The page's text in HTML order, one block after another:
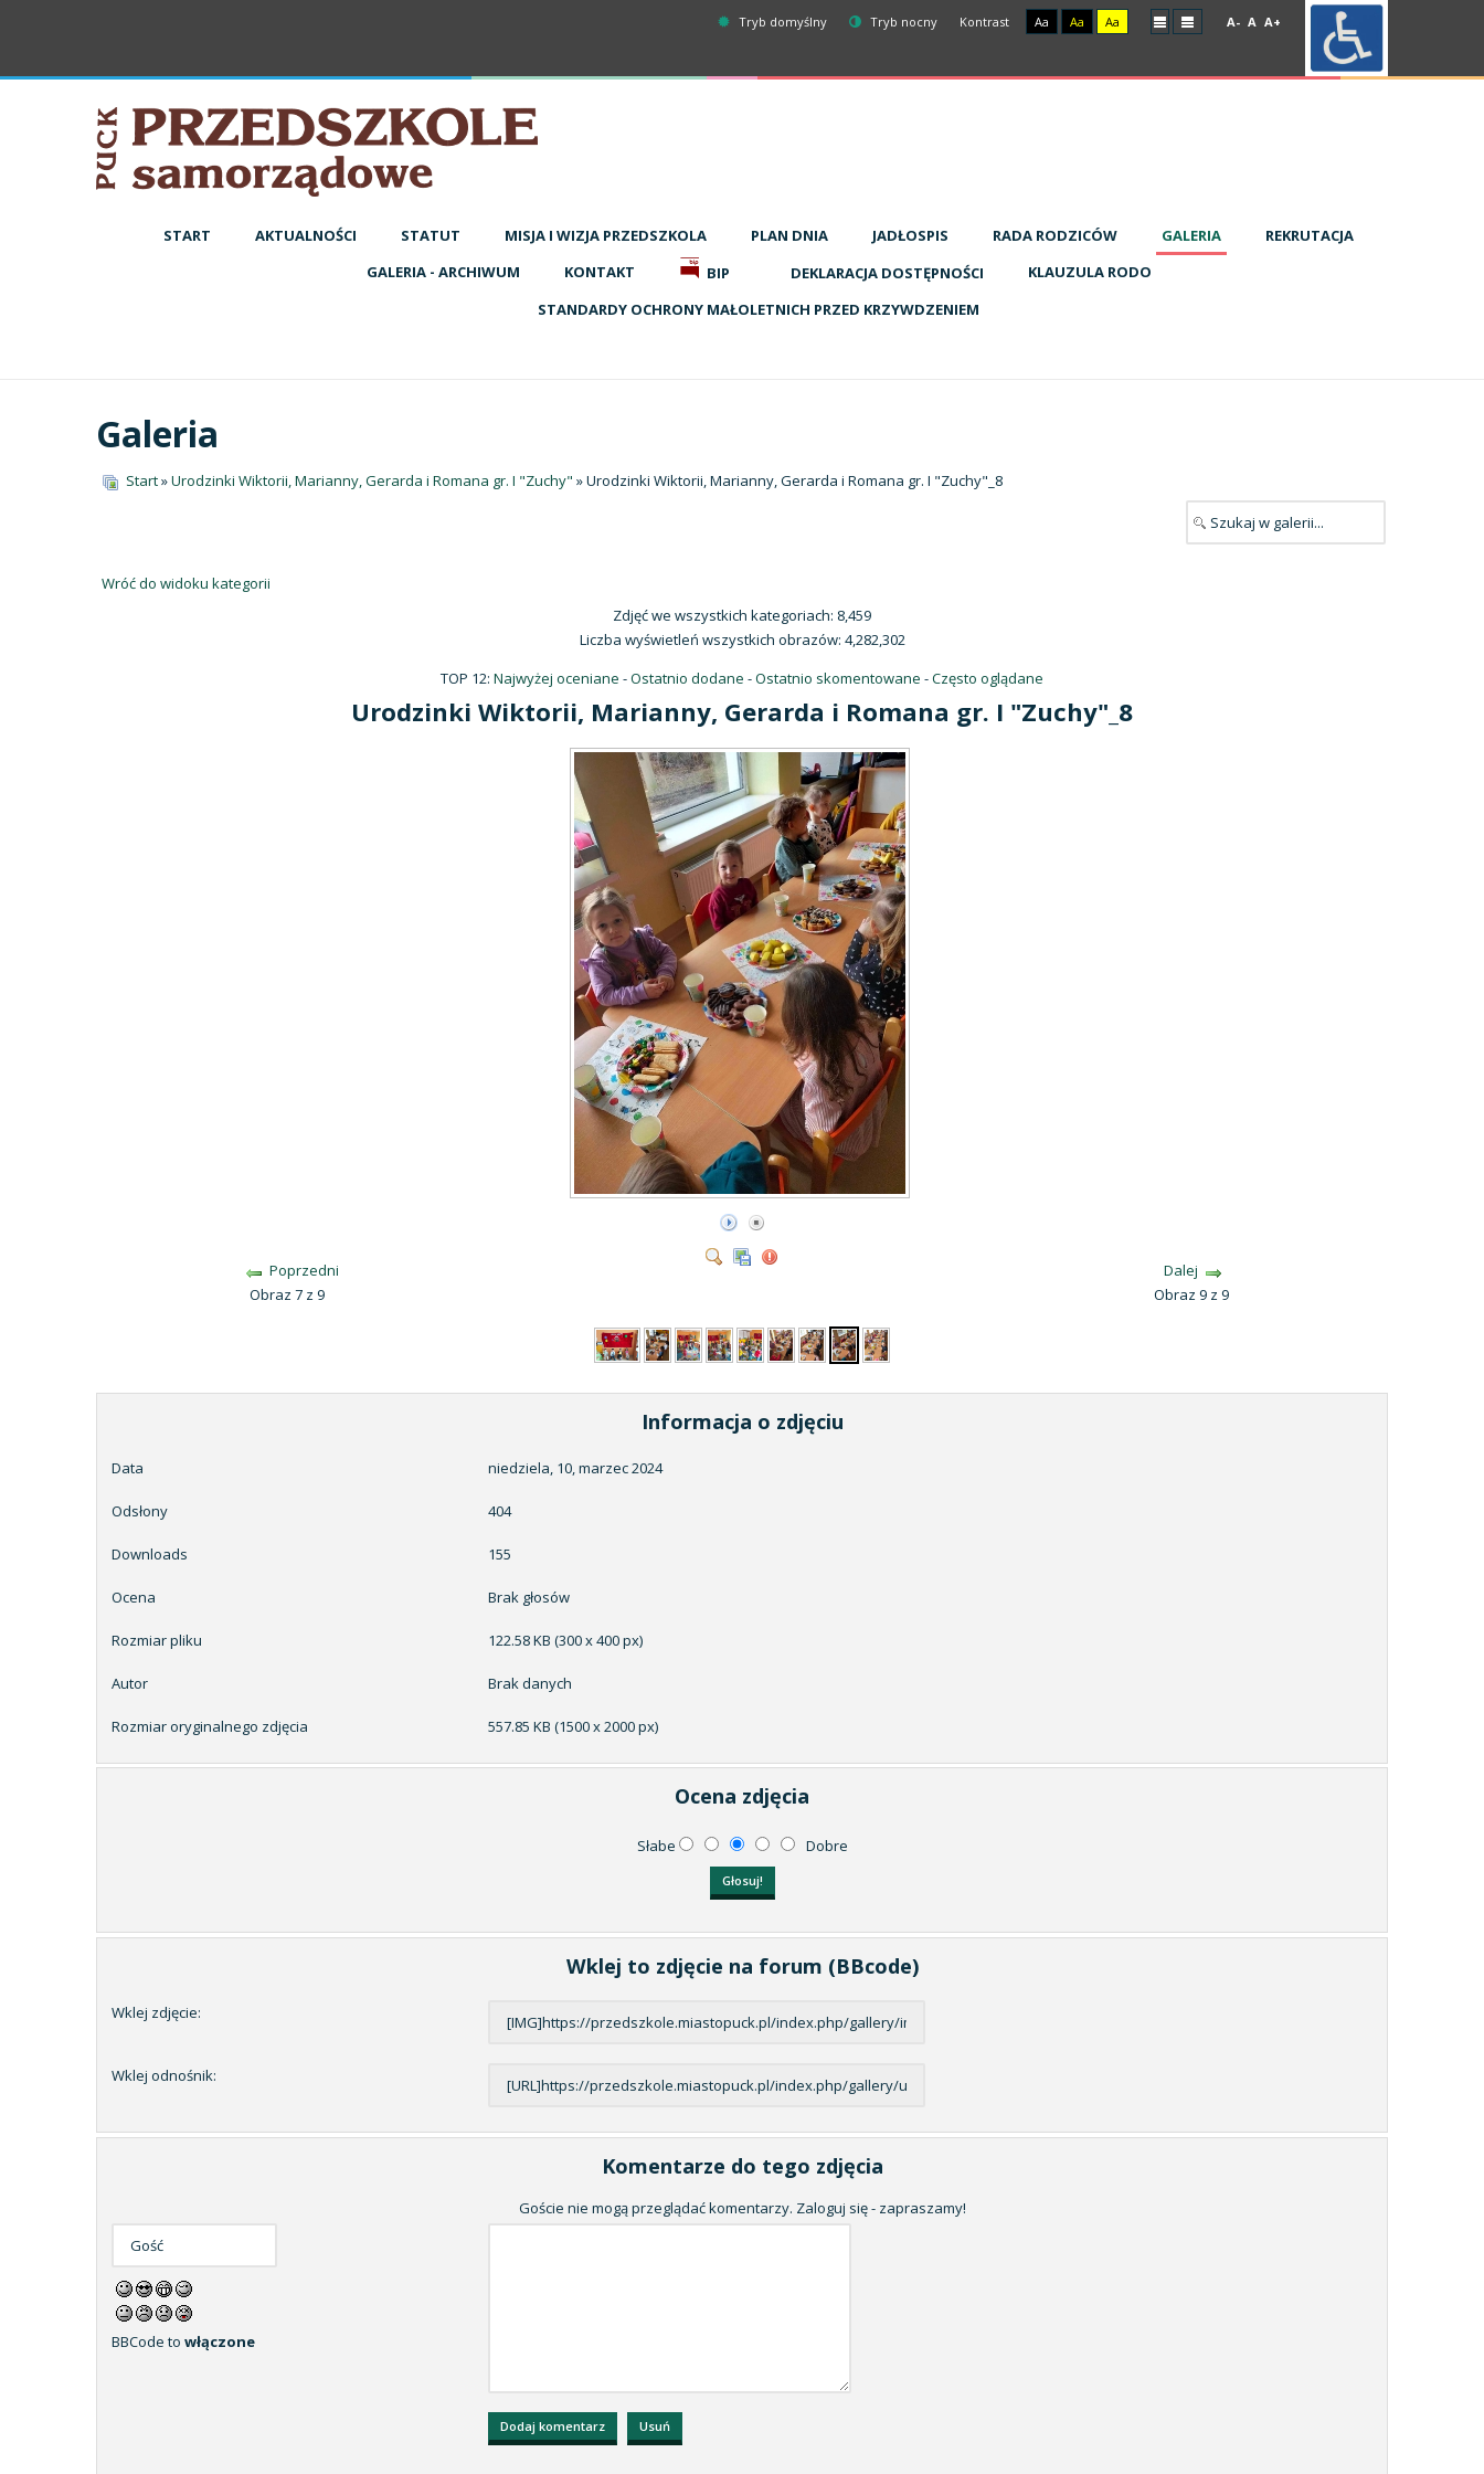
Tryb domyślny Tryb nocny Kontrast Aa Aa Aa A- A A+
START AKTUALNOŚCI STATUT MISJA I WIZJA PRZEDSZKOLA PLAN DNIA JADŁOSPIS RADA RODZICÓW GALERIA
REKRUTACJA
GALERIA - ARCHIWUM
KONTAKT BIP DEKLARACJA DOSTĘPNOŚCI
KLAUZULA RODO
STANDARDY OCHRONY MAŁOLETNICH PRZED KRZYWDZENIEM
Galeria
Start»Urodzinki Wiktorii, Marianny, Gerarda i Romana gr. I "Zuchy" » Urodzinki Wiktorii, Marianny, Gerarda i Romana gr. I "Zuchy"_8
Wróć do widoku kategorii
Zdjęć we wszystkich kategoriach: 8,459
Liczba wyświetleń wszystkich obrazów: 4,282,302
TOP 12: Najwyżej oceniane -Ostatnio dodane -Ostatnio skomentowane -Często oglądane
Urodzinki Wiktorii, Marianny, Gerarda i Romana gr. I "Zuchy"_8
Poprzedni
Obraz 7 z 9
Dalej
Obraz 9 z 9
Informacja o zdjęciu
Data niedziela, 10, marzec 2024
Odsłony 404
Downloads 155
Ocena Brak głosów
Rozmiar pliku 122.58 KB (300 x 400 px)
Autor Brak danych
Rozmiar oryginalnego zdjęcia 557.85 KB (1500 x 2000 px)
Ocena zdjęcia
Słabe Dobre
Wklej to zdjęcie na forum (BBcode)
Wklej zdjęcie:
Wklej odnośnik:
Komentarze do tego zdjęcia
Goście nie mogą przeglądać komentarzy. Zaloguj się - zapraszamy!
BBCode to włączone